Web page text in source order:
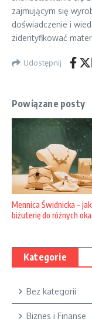
zajmującym się
doświadczenie i
zidentyfikować
Udostępnij
Powiązane posty
Mennica Świdnicka –
biżuterię do różnych
Kategorie
Bez kategorii
Biznes i Finanse